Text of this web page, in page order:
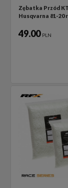
Zębatka Przód
Husqvarna 81-20
49.00 PLN